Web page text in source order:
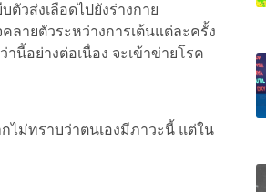
วส่งเลือดไปยังร่างกาย
ลายตัวระหว่างการเต้นแต่ละครั้ง
นี้อย่างต่อเนื่อง จะเข้าข่ายโรค
ไม่ทราบว่าตนเองมีภาวะนี้ แต่ใน